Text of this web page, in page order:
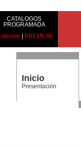
CATALOGOS
PROGRAMADA
| PREMIUM
Inicio
Presentación